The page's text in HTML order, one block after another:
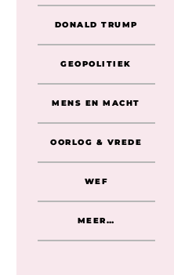
DONALD TRUMP
GEOPOLITIEK
MENS EN MACHT
OORLOG & VREDE
WEF
MEER…